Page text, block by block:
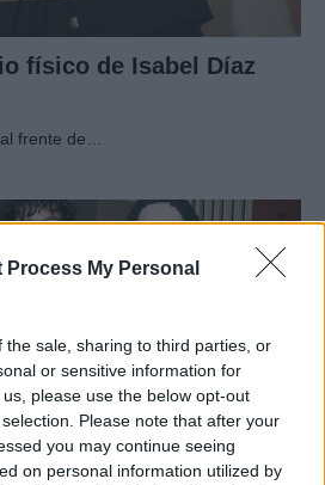
Process My Personal
the sale, sharing to third parties, or
or sensitive information for
please use the below opt-out
Please note that after your
you may continue seeing
on personal information utilized by
físico de Isabel Díaz
frente de…